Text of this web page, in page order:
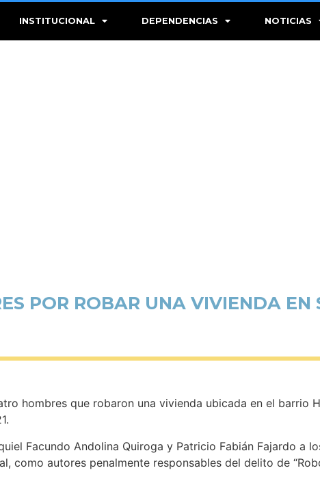
INSTITUCIONAL DEPENDENCIAS NOTICIAS
POR ROBAR UNA VIVIENDA EN
hombres que robaron una vivienda ubicada en el barrio
Facundo Andolina Quiroga y Patricio Fabián Fajardo a
como autores penalmente responsables del delito de